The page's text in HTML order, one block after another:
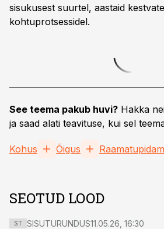
sisukusest suurtel, aastaid
kohtuprotsessidel.
See teema pakub huvi? Hakka
ja saad alati teavituse, kui sel
Kohus Õigus
SEOTUD LOOD
ST SISUTURUNDUS11.05.26, 16:30